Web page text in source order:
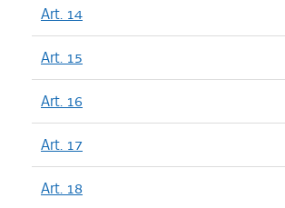
Art. 14
Art. 15
Art. 16
Art. 17
Art. 18